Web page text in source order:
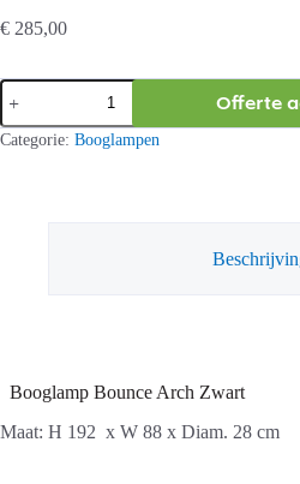
€ 285,00
Booglamp
Bounce
Arch
Zwart
Offerte
Categorie: Booglampen
Booglamp Bounce Arch Zwart
Maat: H 192 x W 88 x Diam. 28 cm